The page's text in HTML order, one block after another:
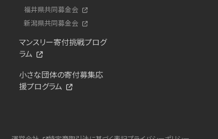
福井県共同募金会
新潟県共同募金会
マンスリー寄付挑戦プログ
ラム
小さな団体の寄付募集応
援プログラム